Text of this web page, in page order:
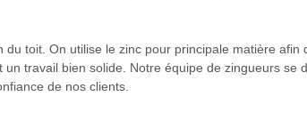
toit. On utilise le zinc pour principale matière afin
travail bien solide. Notre équipe de zingueurs se
de nos clients.